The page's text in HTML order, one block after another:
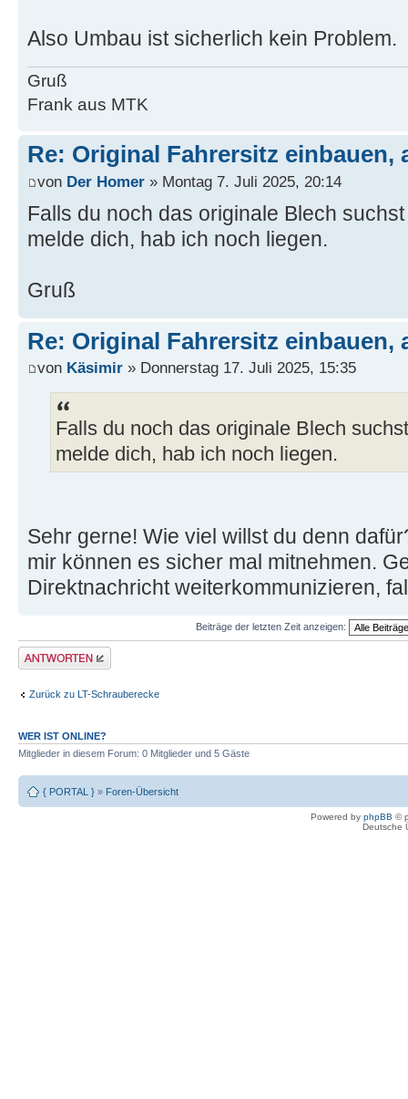
Also Umbau ist sicherlich kein Problem.
Gruß
Frank aus MTK
Re: Original Fahrersitz einbauen,
von Der Homer » Montag 7. Juli 2025, 20:14
Falls du noch das originale Blech
melde dich, hab ich noch liegen.
Gruß
Re: Original Fahrersitz einbauen,
von Käsimir » Donnerstag 17. Juli 2025, 15:35
Falls du noch das originale Blech
melde dich, hab ich noch liegen.
Sehr gerne! Wie viel willst du denn
mir können es sicher mal mitnehmen.
Direktnachricht weiterkommunizieren,
Beiträge der letzten Zeit anzeigen:
Antwort erstellen
Zurück zu LT-Schrauberecke
WER IST ONLINE?
Mitglieder in diesem Forum: 0 Mitglieder und 5 Gäste
{ PORTAL } » Foren-Übersicht
Powered by phpBB ©
Deutsche